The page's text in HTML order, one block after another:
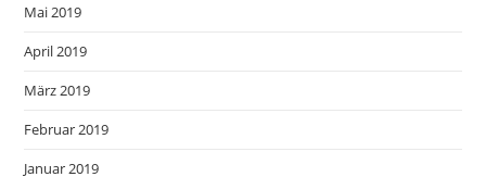
Mai 2019
April 2019
März 2019
Februar 2019
Januar 2019